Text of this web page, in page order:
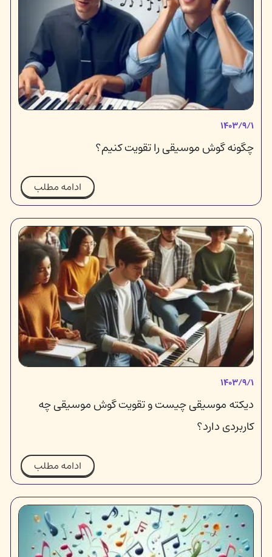
۱۴۰۳/۹/۱
چگونه گوش موسیقی را تقویت کنیم؟
ادامه مطلب
۱۴۰۳/۹/۱
دیکته موسیقی چیست و تقویت گوش موسیقی چه
کاربردی دارد؟
ادامه مطلب